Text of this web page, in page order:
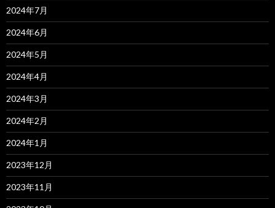
2024年7月
2024年6月
2024年5月
2024年4月
2024年3月
2024年2月
2024年1月
2023年12月
2023年11月